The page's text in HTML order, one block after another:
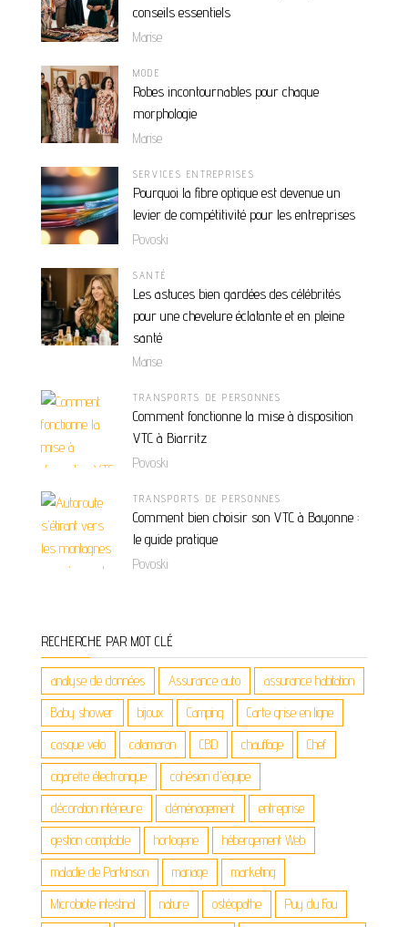
conseils essentiels
Marise
MODE
Robes incontournables pour chaque
morphologie
Marise
SERVICES ENTREPRISES
Pourquoi la fibre optique est devenue un
levier de compétitivité pour les entreprises
Povoski
SANTÉ
Les astuces bien gardées des célébrités
pour une chevelure éclatante et en pleine
santé
Marise
TRANSPORTS DE PERSONNES
Comment fonctionne la mise à disposition
VTC à Biarritz
Povoski
TRANSPORTS DE PERSONNES
Comment bien choisir son VTC à Bayonne :
le guide pratique
Povoski
RECHERCHE PAR MOT CLÉ
analyse de données Assurance auto assurance habitation
Baby shower bijoux Camping Carte grise en ligne
casque velo catamaran CBD chauffage Chef
cigarette électronique cohésion d'équipe
décoration intérieure déménagement entreprise
gestion comptable horlogerie hébergement Web
maladie de Parkinson mariage marketing
Microbiote intestinal nature ostéopathe Puy du Fou